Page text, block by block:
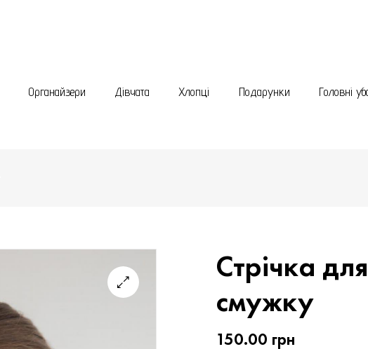
Органайзери Дівчата Хлопці Подарунки Головні
Стрічка
смужку
150.00 грн